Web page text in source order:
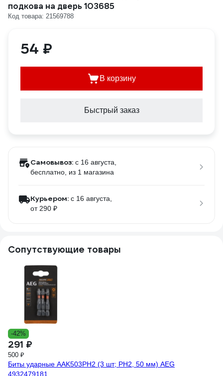
подкова на дверь 103685
Код товара: 21569788
54 ₽
В корзину
Быстрый заказ
Самовывоз: c 16 августа,
бесплатно , из 1 магазина
Курьером: c 16 августа,
от 290 ₽
Сопутствующие товары
-42%
291 ₽
500 ₽
Биты ударные AAK503PH2 (3 шт; PH2, 50 мм) AEG
4932479181